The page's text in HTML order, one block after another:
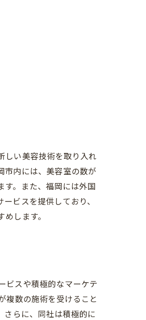
しい美容技術を取り入れ
市内には、美容室の数が
す。また、福岡には外国
ビスを提供しており、
します。
ビスや積極的なマーケテ
複数の施術を受けること
さらに、同社は積極的に